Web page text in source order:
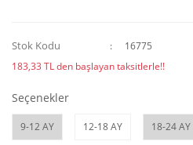
Stok Kodu
16775
183,33 TL den başlayan taksitlerle!!
Seçenekler
9-12 AY 12-18 AY 18-24 AY